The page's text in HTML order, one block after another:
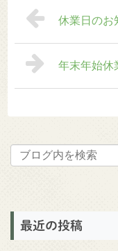
休業日のお
年末年始休
最近の投稿